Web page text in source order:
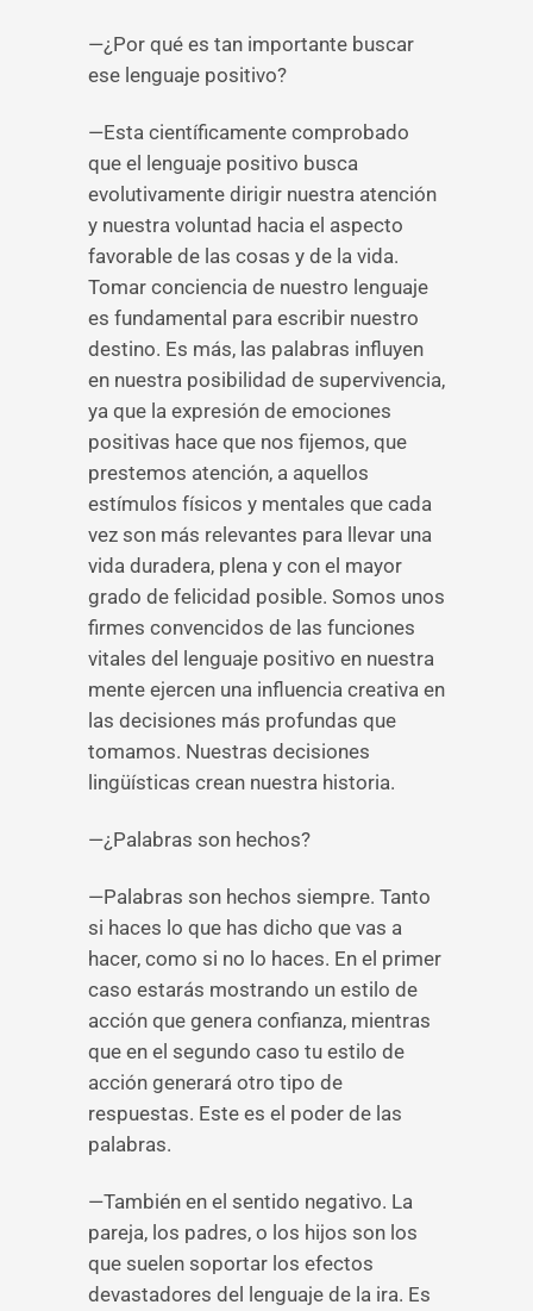
—¿Por qué es tan importante buscar
ese lenguaje positivo?
—Esta científicamente comprobado
que el lenguaje positivo busca
evolutivamente dirigir nuestra atención
y nuestra voluntad hacia el aspecto
favorable de las cosas y de la vida.
Tomar conciencia de nuestro lenguaje
es fundamental para escribir nuestro
destino. Es más, las palabras influyen
en nuestra posibilidad de supervivencia,
ya que la expresión de emociones
positivas hace que nos fijemos, que
prestemos atención, a aquellos
estímulos físicos y mentales que cada
vez son más relevantes para llevar una
vida duradera, plena y con el mayor
grado de felicidad posible. Somos unos
firmes convencidos de las funciones
vitales del lenguaje positivo en nuestra
mente ejercen una influencia creativa en
las decisiones más profundas que
tomamos. Nuestras decisiones
lingüísticas crean nuestra historia.
—¿Palabras son hechos?
—Palabras son hechos siempre. Tanto
si haces lo que has dicho que vas a
hacer, como si no lo haces. En el primer
caso estarás mostrando un estilo de
acción que genera confianza, mientras
que en el segundo caso tu estilo de
acción generará otro tipo de
respuestas. Este es el poder de las
palabras.
—También en el sentido negativo. La
pareja, los padres, o los hijos son los
que suelen soportar los efectos
devastadores del lenguaje de la ira. Es